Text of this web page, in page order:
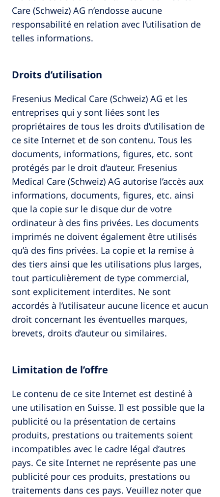
Care (Schweiz) AG n’endosse aucune
responsabilité en relation avec l’utilisation de
telles informations.
Droits d’utilisation
Fresenius Medical Care (Schweiz) AG et les
entreprises qui y sont liées sont les
propriétaires de tous les droits d’utilisation de
ce site Internet et de son contenu. Tous les
documents, informations, figures, etc. sont
protégés par le droit d’auteur. Fresenius
Medical Care (Schweiz) AG autorise l’accès aux
informations, documents, figures, etc. ainsi
que la copie sur le disque dur de votre
ordinateur à des fins privées. Les documents
imprimés ne doivent également être utilisés
qu’à des fins privées. La copie et la remise à
des tiers ainsi que les utilisations plus larges,
tout particulièrement de type commercial,
sont explicitement interdites. Ne sont
accordés à l’utilisateur aucune licence et aucun
droit concernant les éventuelles marques,
brevets, droits d’auteur ou similaires.
Limitation de l’offre
Le contenu de ce site Internet est destiné à
une utilisation en Suisse. Il est possible que la
publicité ou la présentation de certains
produits, prestations ou traitements soient
incompatibles avec le cadre légal d’autres
pays. Ce site Internet ne représente pas une
publicité pour ces produits, prestations ou
traitements dans ces pays. Veuillez noter que